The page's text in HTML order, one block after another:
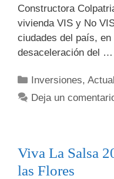
Constructora
vivienda VIS y No
ciudades del país,
desaceleración del …
Inversiones,
Deja un
Viva La Salsa
las Flores